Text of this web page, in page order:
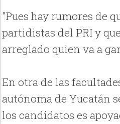
"Pues hay rumores de
partidistas del PRI y
arreglado quien va a
En otra de las
autónoma de Yucatán
los candidatos es